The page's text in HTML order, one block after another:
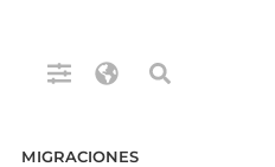
MIGRACIONES